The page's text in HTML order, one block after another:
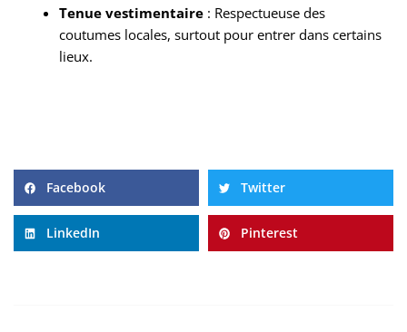
Tenue vestimentaire : Respectueuse des
coutumes locales, surtout pour entrer dans certains
lieux.
Facebook Twitter
LinkedIn Pinterest